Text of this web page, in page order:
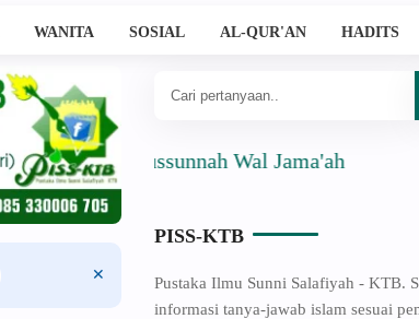
WANITA SOSIAL AL-QUR'AN HADITS
Ahlussunnah Wal Jama'ah
PISS-KTB
Pustaka Ilmu Sunni Salafiyah - KTB.
informasi tanya-jawab islam sesuai